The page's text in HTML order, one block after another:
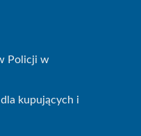
Policji w
kupujących i